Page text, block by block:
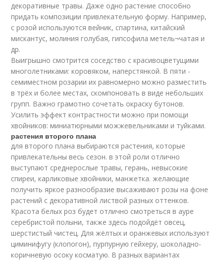
декоративные травы. Даже одно растение способно
придать композиции привлекательную форму. Например,
с розой используются вейник, спартина, китайский
мискантус, молиния голубая, гипсофила метель¬чатая и
др.
Выигрышно смотрится соседство с красивоцветущими
многолетниками: коровяком, наперстянкой. В пяти -
семиместном розарии их равномерно можно разместить
в трёх и более местах, скомпоновать в виде небольших
групп. Важно грамотно сочетать окраску бутонов.
Усилить эффект контрастности можно при помощи
хвойников: миниатюрными можжевельниками и туйками.
растения второго плана
для второго плана выбираются растения, которые
привлекательны весь сезон. в этой роли отлично
выступают среднерослые травы, герань, невысокие
спиреи, карликовые хвойники, манжетка. желающие
получить яркое разнообразие высаживают розы на фоне
растений с декоративной листвой разных оттенков.
Красота белых роз будет отлично смотреться в ауре
серебристой полыни, также здесь подойдёт овсец,
шерстистый чистец. Для жёлтых и оранжевых используют
циминифугу (клопогон), пурпурную гейхеру, шоколадно-
коричневую осоку косматую. В разных вариантах